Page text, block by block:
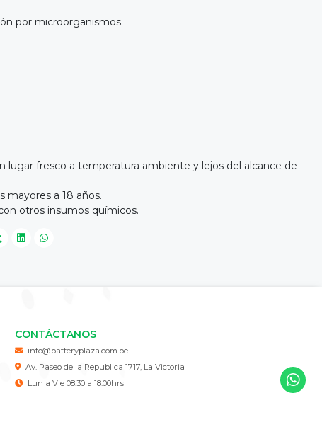
por microorganismos.
lugar fresco a temperatura ambiente y lejos del alcance de
mayores a 18 años.
otros insumos químicos.
CONTÁCTANOS
info@batteryplaza.com.pe
Av. Paseo de la Republica 1717, La Victoria
Lun a Vie 08:30 a 18:00hrs